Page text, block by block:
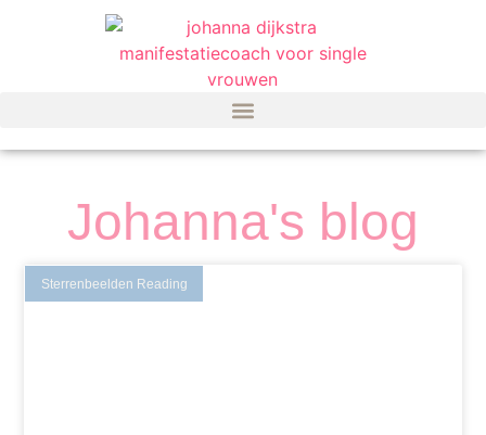
Johanna's blog
Sterrenbeelden Reading